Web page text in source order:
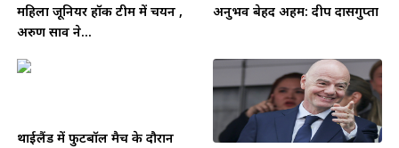
महिला जूनियर हॉकी टीम में चयन ,
अरुण साव ने...
अनुभव बेहद अहम: दीप दासगुप्ता
थाईलैंड में फुटबॉल मैच के दौरान